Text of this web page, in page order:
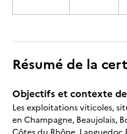
Résumé de la
Objectifs et contexte
Les exploitations viticoles,
en Champagne, Beaujolais,